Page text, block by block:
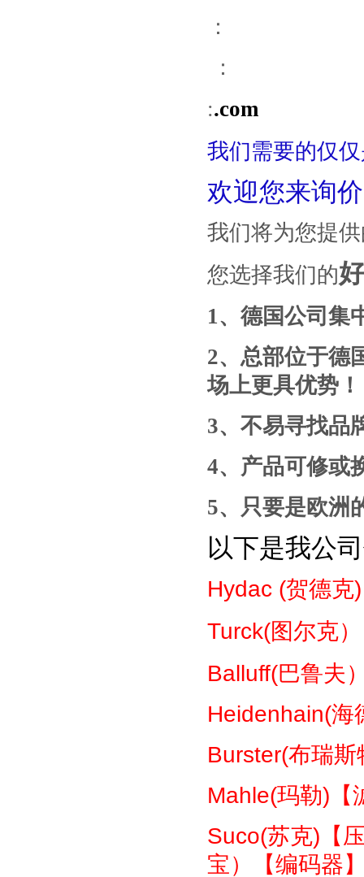
：
：
:.com
我们需要的仅
欢迎您来询
我们将为您提供
您选择我们的
1、德国公司集
2、总部位于德
场上更具优势！
3、 不易寻找品
4、产品可修或
5、只要是欧洲
以下是我公
Hydac (贺德克
Turck(图尔克）
Balluff(巴鲁夫
Heidenhain(海
Burster(布瑞斯
Mahle(玛勒)
Suco(苏克) 【
宝）【编码器